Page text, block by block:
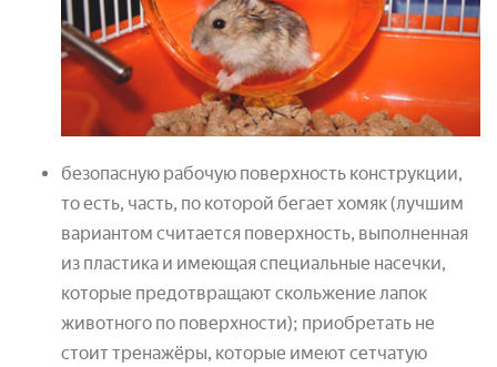
безопасную рабочую поверхность конструкции,
то есть, часть, по которой бегает хомяк (лучшим
вариантом считается поверхность, выполненная
из пластика и имеющая специальные насечки,
которые предотвращают скольжение лапок
животного по поверхности); приобретать не
стоит тренажёры, которые имеют сетчатую